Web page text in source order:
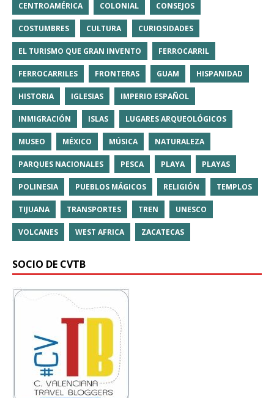
CENTROAMÉRICA COLONIAL CONSEJOS
COSTUMBRES CULTURA CURIOSIDADES
EL TURISMO QUE GRAN INVENTO FERROCARRIL
FERROCARRILES FRONTERAS GUAM HISPANIDAD
HISTORIA IGLESIAS IMPERIO ESPAÑOL
INMIGRACIÓN ISLAS LUGARES ARQUEOLÓGICOS
MUSEO MÉXICO MÚSICA NATURALEZA
PARQUES NACIONALES PESCA PLAYA PLAYAS
POLINESIA PUEBLOS MÁGICOS RELIGIÓN TEMPLOS
TIJUANA TRANSPORTES TREN UNESCO
VOLCANES WEST AFRICA ZACATECAS
SOCIO DE CVTB